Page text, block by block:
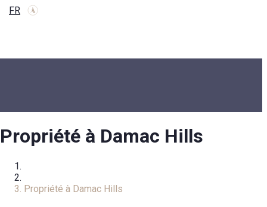
FR
Propriété à Damac Hills
Propriété à Damac Hills